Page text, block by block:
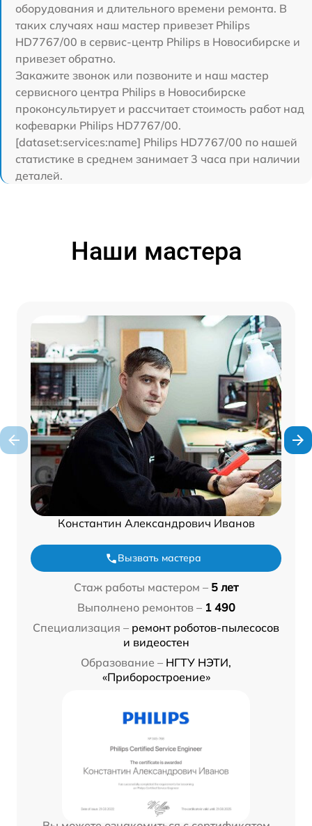
оборудования и длительного времени ремонта. В
таких случаях наш мастер привезет Philips
HD7767/00 в сервис-центр Philips в Новосибирске и
привезет обратно.
Закажите звонок или позвоните и наш мастер
сервисного центра Philips в Новосибирске
проконсультирует и рассчитает стоимость работ над
кофеварки Philips HD7767/00.
[dataset:services:name] Philips HD7767/00 по нашей
статистике в среднем занимает 3 часа при наличии
деталей.
Наши мастера
Константин Александрович Иванов
Вызвать мастера
Стаж работы мастером – 5 лет
Выполнено ремонтов – 1 490
Специализация – ремонт роботов-пылесосов
и видеостен
Образование – НГТУ НЭТИ,
«Приборостроение»